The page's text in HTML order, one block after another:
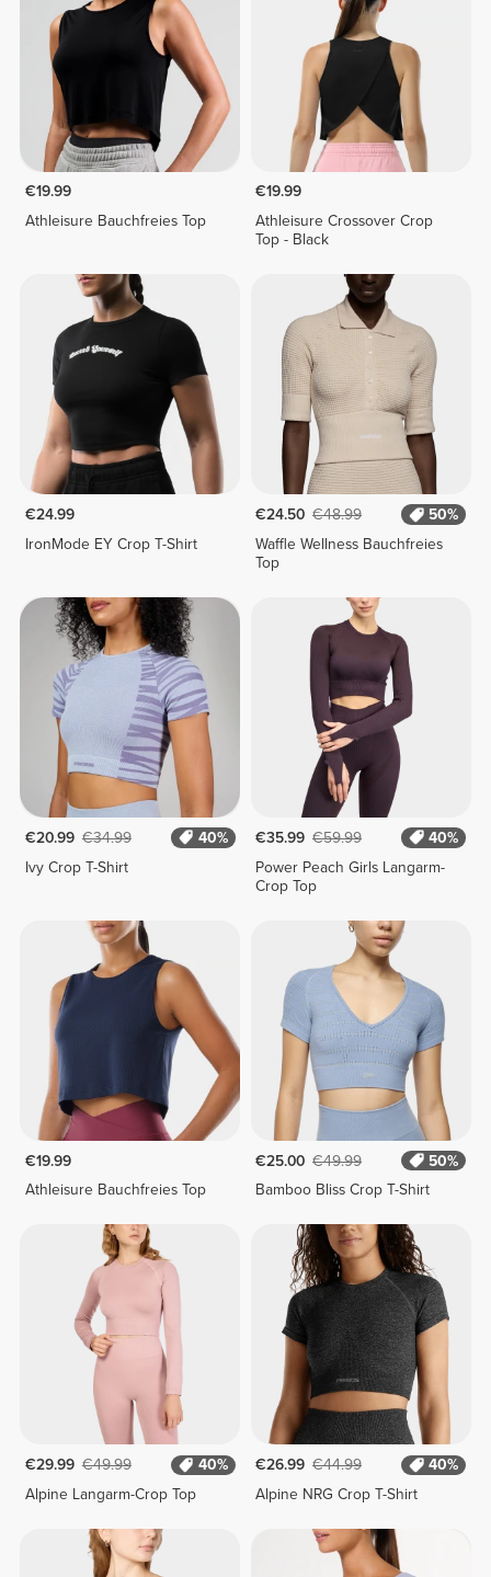
€19.99
Athleisure Bauchfreies Top
€19.99
Athleisure Crossover Crop
Top - Black
€24.99
IronMode EY Crop T-Shirt
€24.50 €48.99
50%
Waffle Wellness Bauchfreies
Top
€20.99 €34.99
40%
Ivy Crop T-Shirt
€35.99 €59.99
40%
Power Peach Girls Langarm-
Crop Top
€19.99
Athleisure Bauchfreies Top
€25.00 €49.99
50%
Bamboo Bliss Crop T-Shirt
€29.99 €49.99
40%
Alpine Langarm-Crop Top
€26.99 €44.99
40%
Alpine NRG Crop T-Shirt